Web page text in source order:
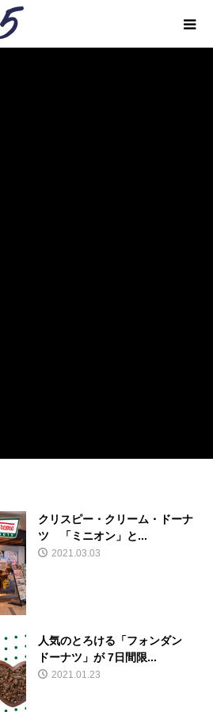
クリスピー・クリーム・ドーナ
ツ 「ミニオン」と...
2021.03.03
人気のとろける「フォンダン
ドーナツ」が 7日間限...
2021.01.23